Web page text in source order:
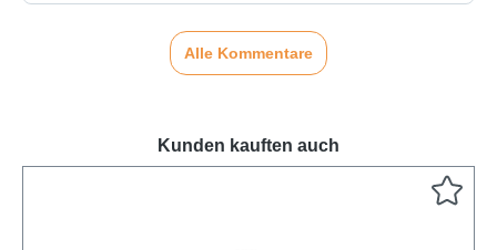
Alle Kommentare
Kunden kauften auch